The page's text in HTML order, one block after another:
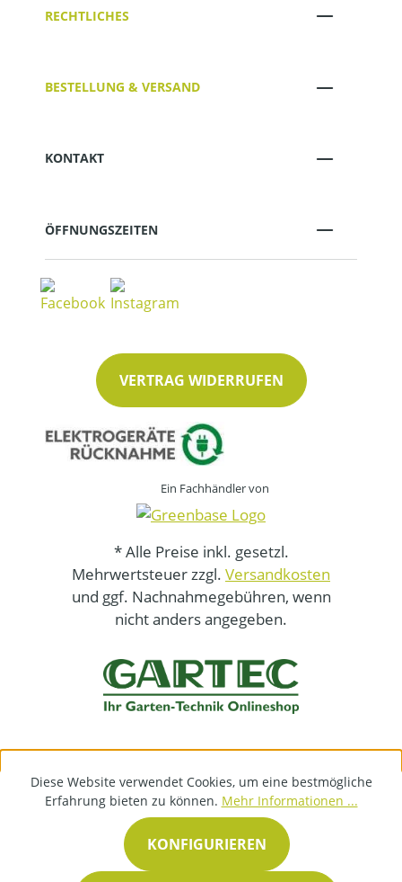
RECHTLICHES
BESTELLUNG & VERSAND
KONTAKT
ÖFFNUNGSZEITEN
VERTRAG WIDERRUFEN
Ein Fachhändler von
* Alle Preise inkl. gesetzl.
Mehrwertsteuer zzgl. Versandkosten
und ggf. Nachnahmegebühren, wenn
nicht anders angegeben.
Diese Website verwendet Cookies, um eine bestmögliche
Erfahrung bieten zu können. Mehr Informationen ...
KONFIGURIEREN